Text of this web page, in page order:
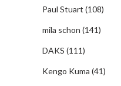
Paul Stuart (108)
mila schon (141)
DAKS (111)
Kengo Kuma (41)